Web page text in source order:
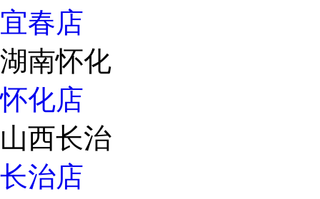
宜春店
湖南怀化
怀化店
山西长治
长治店